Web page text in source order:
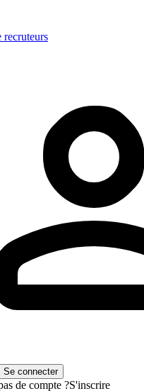
recruteurs
Se connecter
de compte ?S'inscrire